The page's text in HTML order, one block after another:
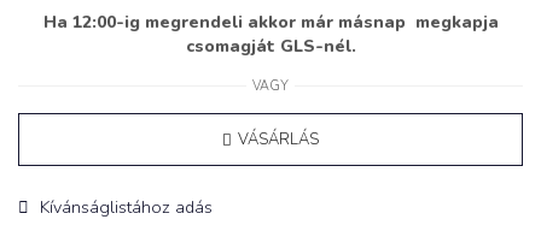
Ha 12:00-ig megrendeli akkor már másnap megkapja
csomagját GLS-nél.
VAGY
VÁSÁRLÁS
Kívánságlistához adás